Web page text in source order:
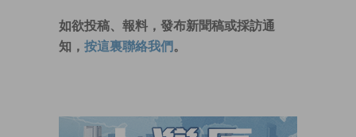
如欲投稿、報料，發布新聞稿或採訪通
知， 按這裏聯絡我們 。